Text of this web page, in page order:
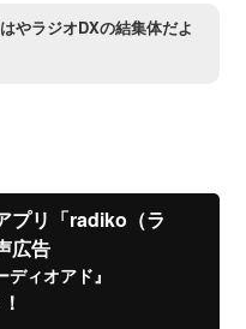
やラジオDXの結集体だよ
プリ「radiko（ラ
広告
ィオアド』